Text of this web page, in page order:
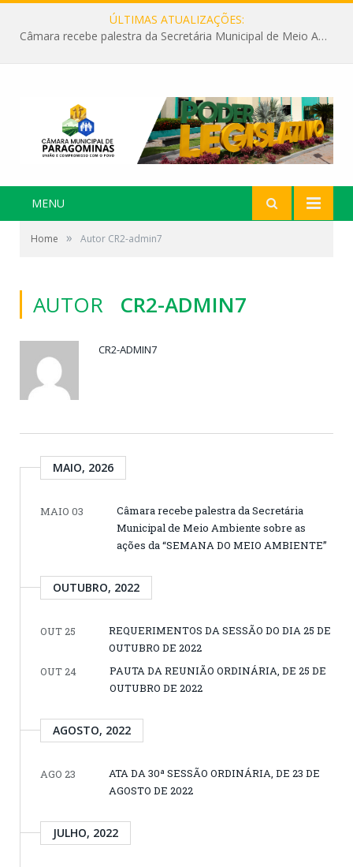
ÚLTIMAS ATUALIZAÇÕES:
Câmara recebe palestra da Secretária Municipal de Meio Ambiente sobre as ações da “SEMANA DO MEIO AMBIENTE”
MENU
Home » Autor CR2-admin7
AUTOR CR2-ADMIN7
CR2-ADMIN7
MAIO, 2026
MAIO 03
Câmara recebe palestra da Secretária
Municipal de Meio Ambiente sobre as
ações da “SEMANA DO MEIO AMBIENTE”
OUTUBRO, 2022
OUT 25
REQUERIMENTOS DA SESSÃO DO DIA 25 DE
OUTUBRO DE 2022
OUT 24
PAUTA DA REUNIÃO ORDINÁRIA, DE 25 DE
OUTUBRO DE 2022
AGOSTO, 2022
AGO 23
ATA DA 30ª SESSÃO ORDINÁRIA, DE 23 DE
AGOSTO DE 2022
JULHO, 2022